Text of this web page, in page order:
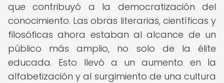
que contribuyó a la democratización del
conocimiento. Las obras literarias, científicas y
filosóficas ahora estaban al alcance de un
público más amplio, no solo de la élite
educada. Esto llevó a un aumento en la
alfabetización y al surgimiento de una cultura